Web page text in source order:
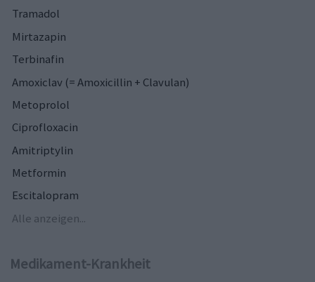
Tramadol
Mirtazapin
Terbinafin
Amoxiclav (= Amoxicillin + Clavulan)
Metoprolol
Ciprofloxacin
Amitriptylin
Metformin
Escitalopram
Alle anzeigen...
Medikament-Krankheit